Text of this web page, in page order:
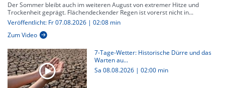
Der Sommer bleibt auch im weiteren August von extremer Hitze und
Trockenheit geprägt. Flächendeckender Regen ist vorerst nicht in...
Veröffentlicht: Fr 07.08.2026 | 02:08 min
Zum Video
7-Tage-Wetter: Historische Dürre und das
Warten au...
Sa 08.08.2026 | 02:00 min